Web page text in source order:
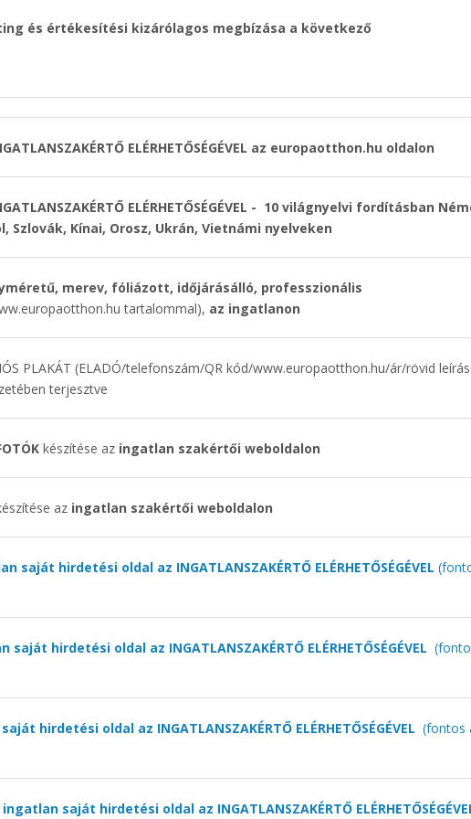
és értékesítési kizárólagos megbízása a következő
ELÉRHETŐSÉGÉVEL az europaotthon.hu oldalon
ELÉRHETŐSÉGÉVEL - 10 világnyelvi fordításban
Szlovák, Kínai, Orosz, Ukrán, Vietnámi nyelveken
merev, fóliázott, időjárásálló, professzionális
tartalommal), az ingatlanon
PLAKÁT (ELADÓ/telefonszám/QR kód/www.europaotthon.hu/ár/rövid leírás
terjesztve
készítése az ingatlan szakértői weboldalon
az ingatlan szakértői weboldalon
hirdetési oldal az INGATLANSZAKÉRTŐ ELÉRHETŐSÉGÉVEL
hirdetési oldal az INGATLANSZAKÉRTŐ ELÉRHETŐSÉGÉVEL
hirdetési oldal az INGATLANSZAKÉRTŐ ELÉRHETŐSÉGÉVEL (fontos
saját hirdetési oldal az INGATLANSZAKÉRTŐ